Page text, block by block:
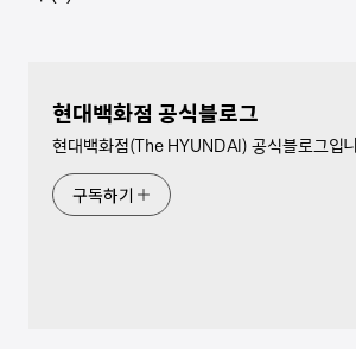
현대백화점 공식블로그
현대백화점(The HYUNDAI) 공식블로그입
구독하기